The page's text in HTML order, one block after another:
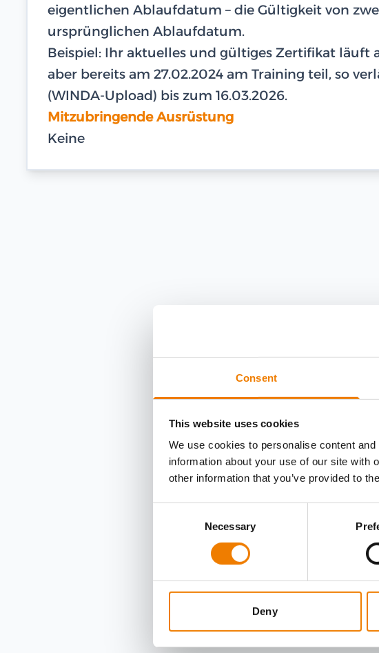
Consent
This website uses cookies
We use cookies to personalise content
information about your use of our site with
other information that you’ve provided to
Necessary
Deny
eigentlichen Ablaufdatum – die Gültigkeit von
ursprünglichen Ablaufdatum.
Beispiel: Ihr aktuelles und gültiges Zertifikat läuft
aber bereits am 27.02.2024 am Training teil, so
(WINDA-Upload) bis zum 16.03.2026.
Mitzubringende Ausrüstung
Keine